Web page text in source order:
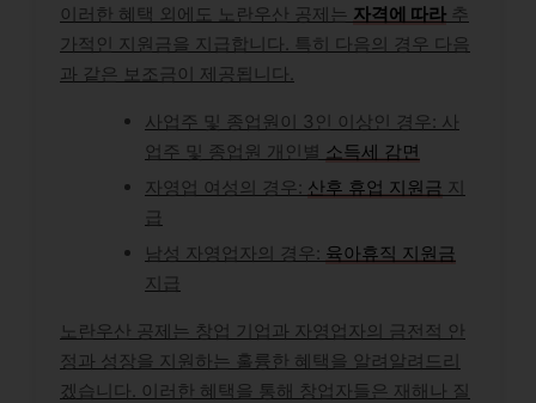
이러한 혜택 외에도 노란우산 공제는 자격에 따라 추
가적인 지원금을 지급합니다. 특히 다음의 경우 다음
과 같은 보조금이 제공됩니다.
사업주 및 종업원이 3인 이상인 경우: 사
업주 및 종업원 개인별 소득세 감면
자영업 여성의 경우: 산후 휴업 지원금 지
급
남성 자영업자의 경우: 육아휴직 지원금
지급
노란우산 공제는 창업 기업과 자영업자의 금전적 안
정과 성장을 지원하는 훌륭한 혜택을 알려알려드리
겠습니다. 이러한 혜택을 통해 창업자들은 재해나 질